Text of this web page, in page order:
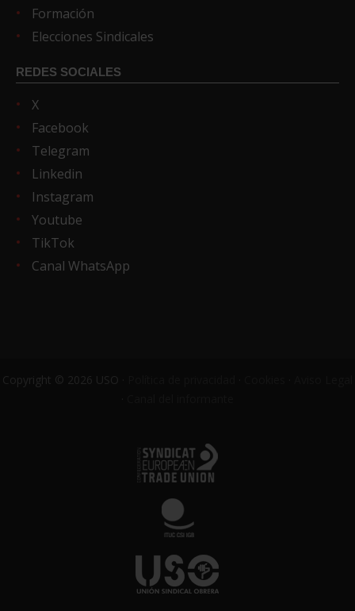
Formación
Elecciones Sindicales
REDES SOCIALES
X
Facebook
Telegram
Linkedin
Instagram
Youtube
TikTok
Canal WhatsApp
Copyright © 2026 USO ·